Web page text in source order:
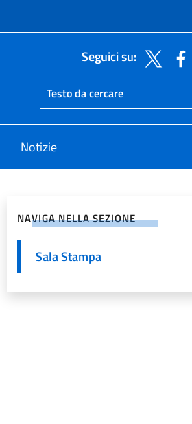
Seguici su:
Ricerca sito
Cerca nel sito
Notizie
NAVIGA NELLA SEZIONE
Sala Stampa